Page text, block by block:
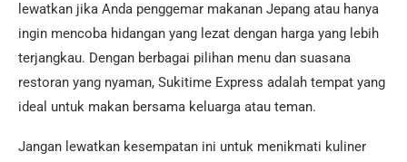
lewatkan jika Anda penggemar makanan Jepang atau hanya
ingin mencoba hidangan yang lezat dengan harga yang lebih
terjangkau. Dengan berbagai pilihan menu dan suasana
restoran yang nyaman, Sukitime Express adalah tempat yang
ideal untuk makan bersama keluarga atau teman.
Jangan lewatkan kesempatan ini untuk menikmati kuliner